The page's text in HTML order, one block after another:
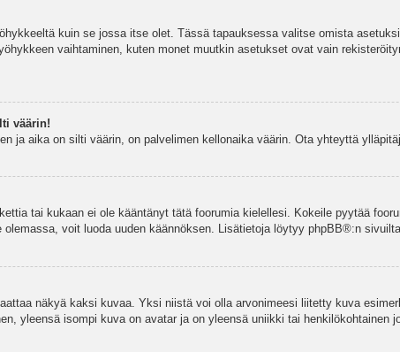
kuin se jossa itse olet. Tässä tapauksessa valitse omista
vaihtaminen, kuten monet muutkin asetukset ovat vain
väärin!
ja aika on silti väärin, on palvelimen kellonaika väärin. Ota yhteyttä
tai kukaan ei ole kääntänyt tätä foorumia kielellesi. Kokeile pyytää
voit luoda uuden käännöksen. Lisätietoja löytyy phpBB®:n
näkyä kaksi kuvaa. Yksi niistä voi olla arvonimeesi liitetty kuva
yleensä isompi kuva on avatar ja on yleensä uniikki tai henkilökohtainen